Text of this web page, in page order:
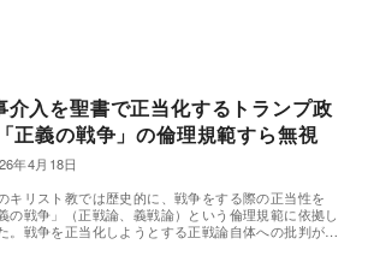
介入を聖書で正当化するトランプ政
正義の戦争」の倫理規範すら無視
年4月18日
キリスト教では歴史的に、戦争をする際の正当性を
の戦争」（正戦論、義戦論）という倫理規範に依拠し
。戦争を正当化しようとする正戦論自体への批判が…